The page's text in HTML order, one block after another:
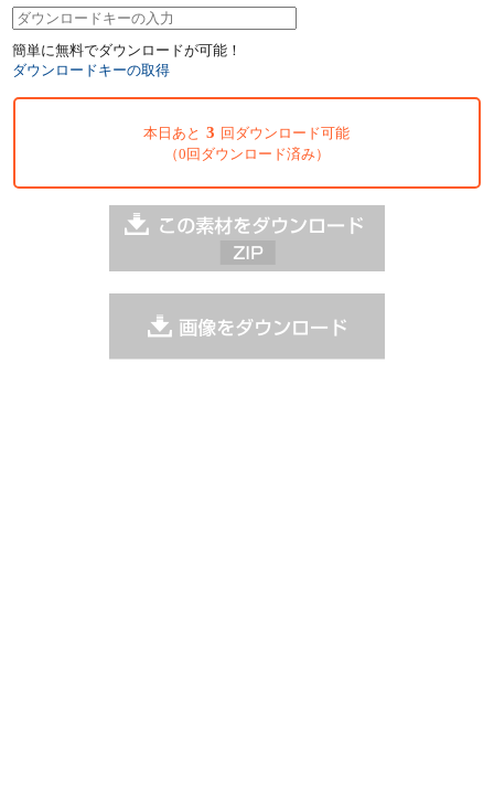
簡単に無料でダウンロードが可能！
ダウンロードキーの取得
本日あと 3 回ダウンロード可能
（0回ダウンロード済み）